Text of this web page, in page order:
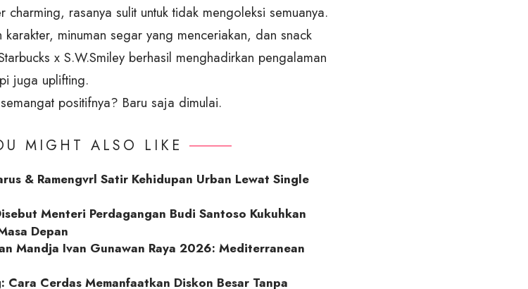
charming, rasanya sulit untuk tidak mengoleksi semuanya.
minuman segar yang menceriakan, dan snack
x S.W.Smiley berhasil menghadirkan pengalaman
juga uplifting.
positifnya? Baru saja dimulai.
MIGHT ALSO LIKE
& Ramengvrl Satir Kehidupan Urban Lewat Single
Menteri Perdagangan Budi Santoso Kukuhkan
Depan
Mandja Ivan Gunawan Raya 2026: Mediterranean
Cara Cerdas Memanfaatkan Diskon Besar Tanpa